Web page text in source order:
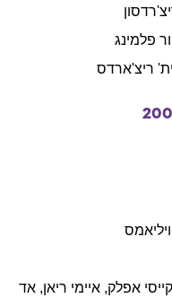
פלמינג
ריצ'ארדס
קייסי אפלק, איימי ריאן, אד